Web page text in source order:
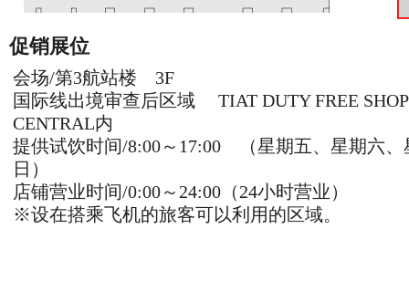
促销展位
会场/第3航站楼 3F
国际线出境审查后区域 TIAT DUTY FREE SHOP
CENTRAL内
提供试饮时间/8:00～17:00 （星期五、星期六、
日）
店铺营业时间/0:00～24:00（24小时营业）
※设在搭乘飞机的旅客可以利用的区域。